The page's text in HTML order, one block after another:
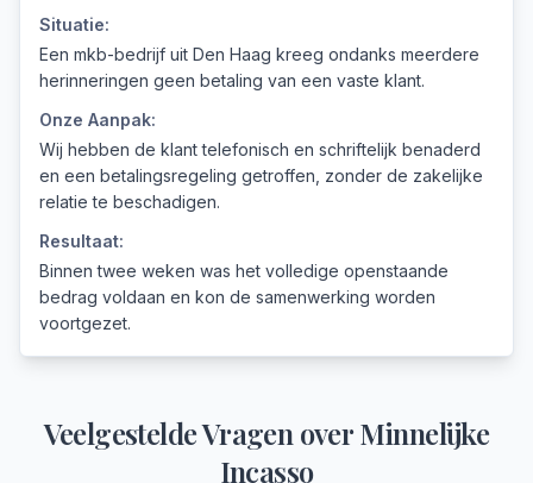
Situatie:
Een mkb-bedrijf uit Den Haag kreeg ondanks meerdere
herinneringen geen betaling van een vaste klant.
Onze Aanpak:
Wij hebben de klant telefonisch en schriftelijk benaderd
en een betalingsregeling getroffen, zonder de zakelijke
relatie te beschadigen.
Resultaat:
Binnen twee weken was het volledige openstaande
bedrag voldaan en kon de samenwerking worden
voortgezet.
Veelgestelde Vragen overMinnelijke
Incasso